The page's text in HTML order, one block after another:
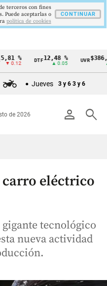
% DTF 12,48 %
▲ 0.05
UVR $386,1273
▲ 0.03
Jueves 3 y 6 3 y 6
person search
de 2026
eléctrico
tecnológico
nueva actividad
terceros con fines
Puede aceptarlas o
politica de cookies
CONTINUAR